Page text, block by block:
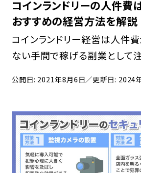
コインランドリーの人件費
おすすめの経営方法を解説
コインランドリー経営は人件費
ない手間で稼げる副業として
業におす […]
公開日: 2021年8月6日／更新日: 2024